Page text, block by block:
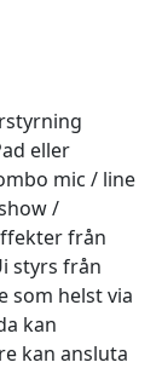
eller
mic / line
/
från
styrs från
som helst via
kan
kan ansluta